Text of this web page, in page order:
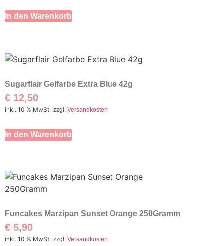
In den Warenkorb
Sugarflair Gelfarbe Extra Blue 42g
€ 12,50
inkl. 10 % MwSt. zzgl. Versandkosten
In den Warenkorb
Funcakes Marzipan Sunset Orange 250Gramm
€ 5,90
inkl. 10 % MwSt. zzgl. Versandkosten